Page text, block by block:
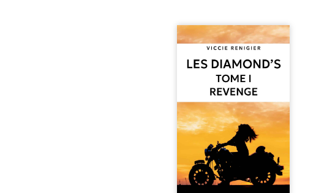
Revenge est à la tête des
Diamond’s, un clan de motards
aussi réputé et respecté que
redouté dans tout le pays. Rien
ne la prédestinait à cette vie,
mais les épreuves ont forgé
une femme dure, inaccessible
et résolue à ne jamais dévoiler
ses faiblesses, jusqu’à ce que
le mystérieux Juan croise sa
route. Chef d’une famille de
Nomads, Juan porte lui aussi le
poids ...